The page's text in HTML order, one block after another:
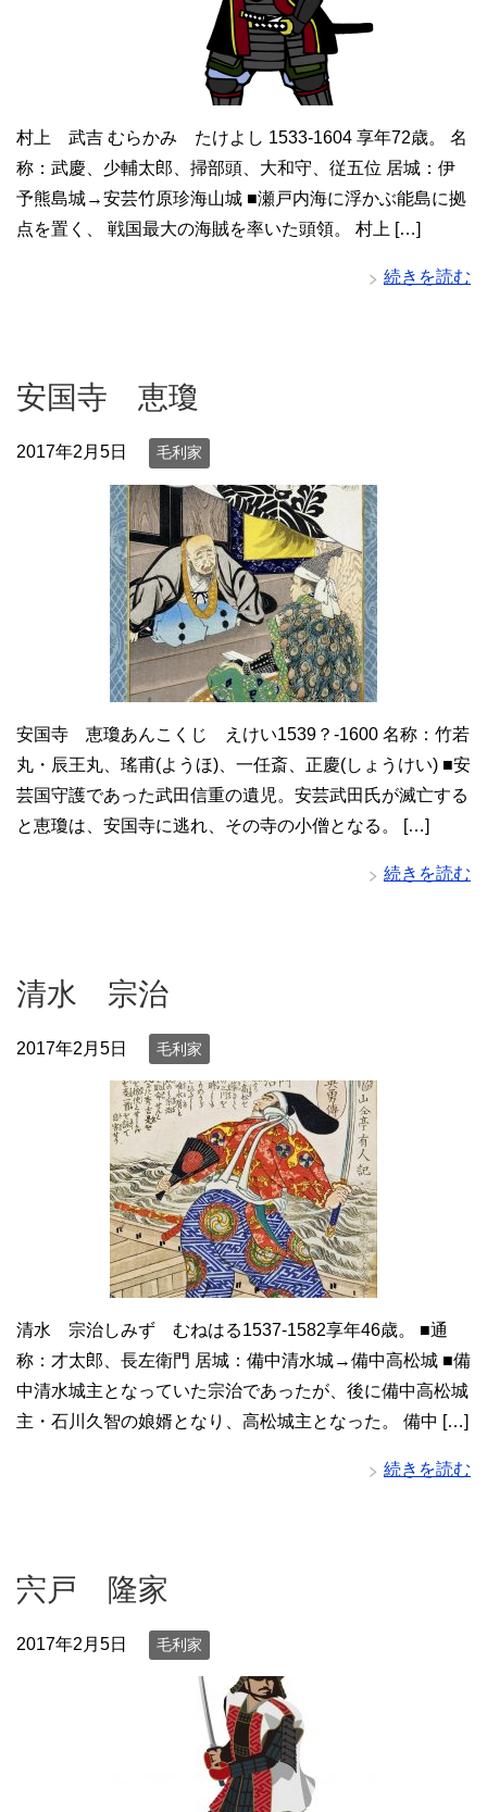
村上 武吉 むらかみ たけよし 1533-1604 享年72歳。 名
称：武慶、少輔太郎、掃部頭、大和守、従五位 居城：伊
予熊島城→安芸竹原珍海山城 ■瀬戸内海に浮かぶ能島に拠
点を置く、 戦国最大の海賊を率いた頭領。 村上 […]
続きを読む
安国寺 恵瓊
2017年2月5日 毛利家
安国寺 恵瓊あんこくじ えけい1539？-1600 名称：竹若
丸・辰王丸、瑤甫(ようほ)、一任斎、正慶(しょうけい) ■安
芸国守護であった武田信重の遺児。安芸武田氏が滅亡する
と恵瓊は、安国寺に逃れ、その寺の小僧となる。 […]
続きを読む
清水 宗治
2017年2月5日 毛利家
清水 宗治しみず むねはる1537-1582享年46歳。 ■通
称：才太郎、長左衛門 居城：備中清水城→備中高松城 ■備
中清水城主となっていた宗治であったが、後に備中高松城
主・石川久智の娘婿となり、高松城主となった。 備中 […]
続きを読む
宍戸 隆家
2017年2月5日 毛利家